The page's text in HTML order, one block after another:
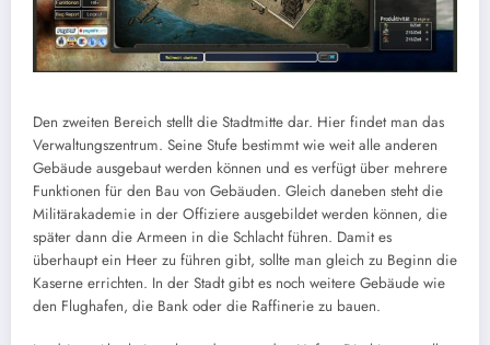
Den zweiten Bereich stellt die Stadtmitte dar. Hier findet man das
Verwaltungszentrum. Seine Stufe bestimmt wie weit alle anderen
Gebäude ausgebaut werden können und es verfügt über mehrere
Funktionen für den Bau von Gebäuden. Gleich daneben steht die
Militärakademie in der Offiziere ausgebildet werden können, die
später dann die Armeen in die Schlacht führen. Damit es
überhaupt ein Heer zu führen gibt, sollte man gleich zu Beginn die
Kaserne errichten. In der Stadt gibt es noch weitere Gebäude wie
den Flughafen, die Bank oder die Raffinerie zu bauen.